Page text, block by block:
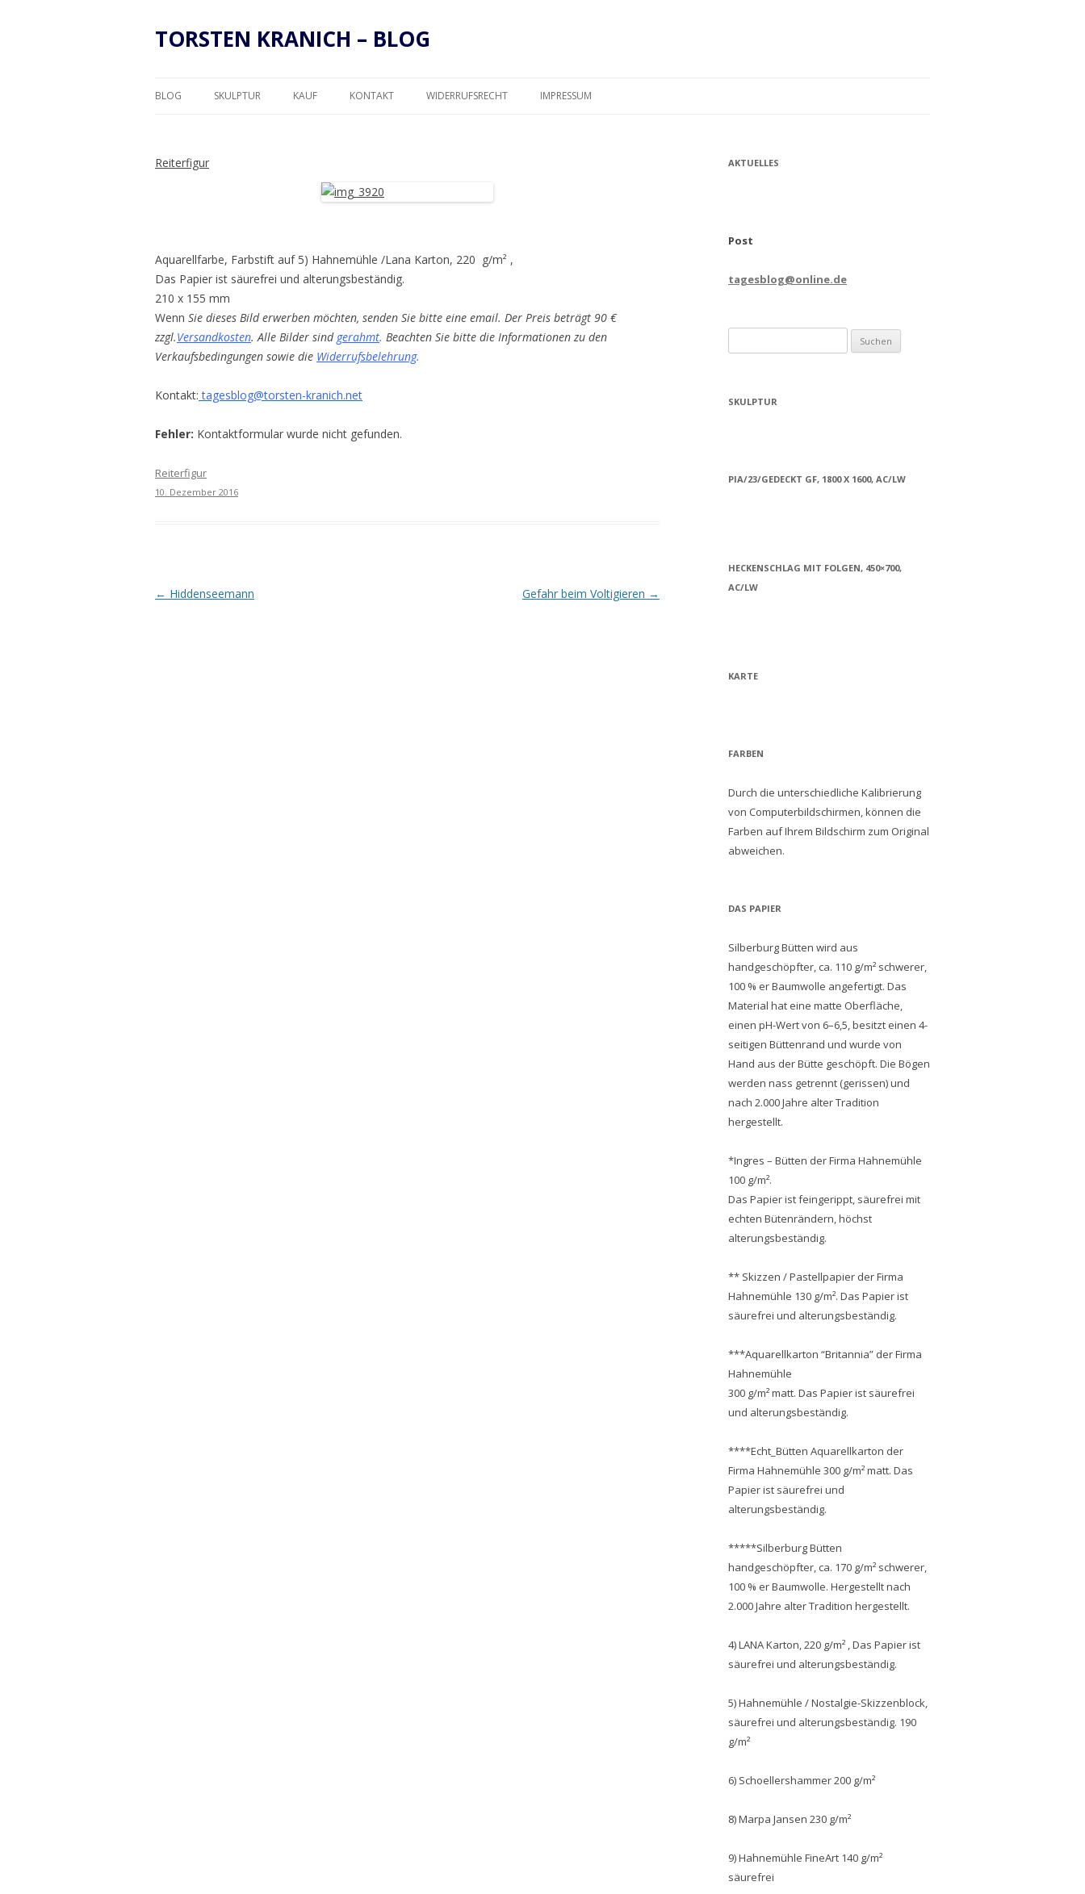
TORSTEN KRANICH – BLOG
Inhalt
BLOG SKULPTUR KAUF KONTAKT WIDERRUFSRECHT IMPRESSUM
Reiterfigur
Aquarellfarbe, Farbstift auf 5) Hahnemühle /Lana Karton, 220 g/m² ,
Das Papier ist säurefrei und alterungsbeständig.
210 x 155 mm
Wenn Sie dieses Bild erwerben möchten, senden Sie bitte eine email. Der Preis beträgt 90 €
zzgl.Versandkosten. Alle Bilder sind gerahmt. Beachten Sie bitte die Informationen zu den
Verkaufsbedingungen sowie die Widerrufsbelehrung.
Kontakt: tagesblog@torsten-kranich.net
Fehler: Kontaktformular wurde nicht gefunden.
Reiterfigur
10. Dezember 2016
Beitrags-
← Hiddenseemann Gefahr beim Voltigieren →
AKTUELLES
Post
tagesblog@online.de
nach:
SKULPTUR
PIA/23/GEDECKT GF, 1800 X 1600, AC/LW
HECKENSCHLAG MIT FOLGEN, 450×700,
AC/LW
KARTE
FARBEN
Durch die unterschiedliche Kalibrierung
von Computerbildschirmen, können die
Farben auf Ihrem Bildschirm zum Original
abweichen.
DAS PAPIER
Silberburg Bütten wird aus
handgeschöpfter, ca. 110 g/m² schwerer,
100 % er Baumwolle angefertigt. Das
Material hat eine matte Oberfläche,
einen pH-Wert von 6–6,5, besitzt einen 4-
seitigen Büttenrand und wurde von
Hand aus der Bütte geschöpft. Die Bögen
werden nass getrennt (gerissen) und
nach 2.000 Jahre alter Tradition
hergestellt.
*Ingres – Bütten der Firma Hahnemühle
100 g/m².
Das Papier ist feingerippt, säurefrei mit
echten Bütenrändern, höchst
alterungsbeständig.
** Skizzen / Pastellpapier der Firma
Hahnemühle 130 g/m². Das Papier ist
säurefrei und alterungsbeständig.
***Aquarellkarton “Britannia” der Firma
Hahnemühle
300 g/m² matt. Das Papier ist säurefrei
und alterungsbeständig.
****Echt_Bütten Aquarellkarton der
Firma Hahnemühle 300 g/m² matt. Das
Papier ist säurefrei und
alterungsbeständig.
*****Silberburg Bütten
handgeschöpfter, ca. 170 g/m² schwerer,
100 % er Baumwolle. Hergestellt nach
2.000 Jahre alter Tradition hergestellt.
4) LANA Karton, 220 g/m² , Das Papier ist
säurefrei und alterungsbeständig.
5) Hahnemühle / Nostalgie-Skizzenblock,
säurefrei und alterungsbeständig. 190
g/m²
6) Schoellershammer 200 g/m²
8) Marpa Jansen 230 g/m²
9) Hahnemühle FineArt 140 g/m²
säurefrei